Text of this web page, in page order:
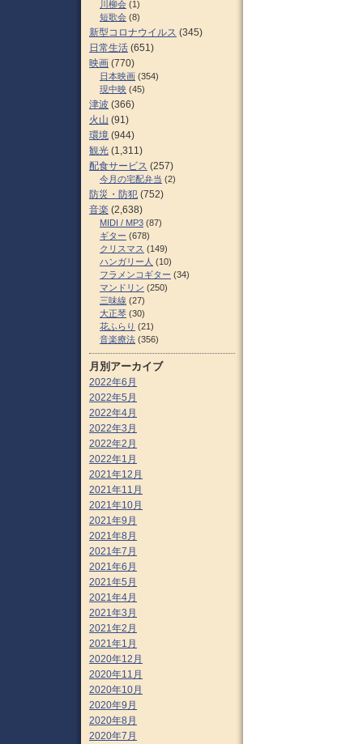
川柳会 (1)
短歌会 (8)
新型コロナウイルス (345)
日常生活 (651)
映画 (770)
日本映画 (354)
現中映 (45)
津波 (366)
火山 (91)
環境 (944)
観光 (1,311)
配食サービス (257)
今月の宅配弁当 (2)
防災・防犯 (752)
音楽 (2,638)
MIDI / MP3 (87)
ギター (678)
クリスマス (149)
ハンガリー人 (10)
フラメンコギター (34)
マンドリン (250)
三味線 (27)
大正琴 (30)
花ふらり (21)
音楽療法 (356)
月別アーカイブ
2022年6月
2022年5月
2022年4月
2022年3月
2022年2月
2022年1月
2021年12月
2021年11月
2021年10月
2021年9月
2021年8月
2021年7月
2021年6月
2021年5月
2021年4月
2021年3月
2021年2月
2021年1月
2020年12月
2020年11月
2020年10月
2020年9月
2020年8月
2020年7月